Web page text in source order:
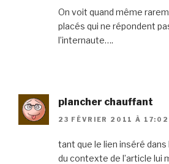
On voit quand même
placés qui ne répondent
l’internaute….
plancher chauffant
23 FÉVRIER 2011 À 17:02
tant que le lien inséré dans
du contexte de l’article lui